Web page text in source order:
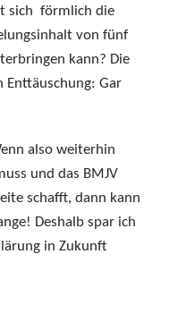
sich förmlich die
von fünf
kann? Die
Gar
also weiterhin
und das BMJV
schafft, dann kann
Deshalb spar ich
in Zukunft